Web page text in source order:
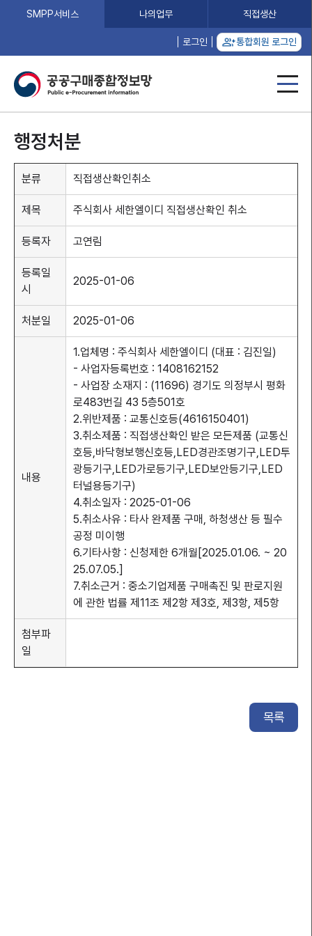
SMPP서비스 나의업무 직접생산
로그인 통합회원 로그인
행정처분
분류 직접생산확인취소
제목 주식회사 세한엘이디 직접생산확인 취소
등록자 고연림
등록일
시
2025-01-06
처분일 2025-01-06
내용
1.업체명 : 주식회사 세한엘이디 (대표 : 김진일)
- 사업자등록번호 : 1408162152
- 사업장 소재지 : (11696) 경기도 의정부시 평화
로483번길 43 5층501호
2.위반제품 : 교통신호등(4616150401)
3.취소제품 : 직접생산확인 받은 모든제품 (교통신
호등,바닥형보행신호등,LED경관조명기구,LED투
광등기구,LED가로등기구,LED보안등기구,LED
터널용등기구)
4.취소일자 : 2025-01-06
5.취소사유 : 타사 완제품 구매, 하청생산 등 필수
공정 미이행
6.기타사항 : 신청제한 6개월[2025.01.06. ~ 20
25.07.05.]
7.취소근거 : 중소기업제품 구매촉진 및 판로지원
에 관한 법률 제11조 제2항 제3호, 제3항, 제5항
첨부파
일
목록